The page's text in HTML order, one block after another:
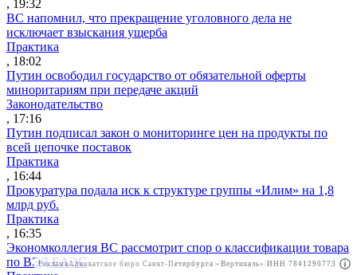
Реклама АО"Право.ру" ИНН: 7708095468
, 19:32
ВС напомнил, что прекращение уголовного дела не
исключает взыскания ущерба
Практика
, 18:02
Путин освободил государство от обязательной оферты
миноритариям при передаче акций
Законодательство
, 17:16
Путин подписал закон о мониторинге цен на продукты по
всей цепочке поставок
Практика
, 16:44
Прокуратура подала иск к структуре группы «Илим» на 1,8
млрд руб.
Практика
, 16:35
Экономколлегия ВС рассмотрит спор о классификации товара
по ВЭД ЕАЭС
Реклама Адвокатское бюро Санкт-Петербурга «Вертикаль» ИНН 7841290773